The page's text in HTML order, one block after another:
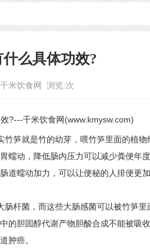
么具体功效?
千米饮食网 浏览:次
竹笋就是竹的幼芽，喂竹笋里面的植物
蠕动，降低肠内压力可以减少粪便年
道蠕动加力，可以让便秘的人排便更
肠杆菌，而这些大肠感菌可以被竹笋
的胆固醇代谢产物胆酸合成不能被吸
肿癌。